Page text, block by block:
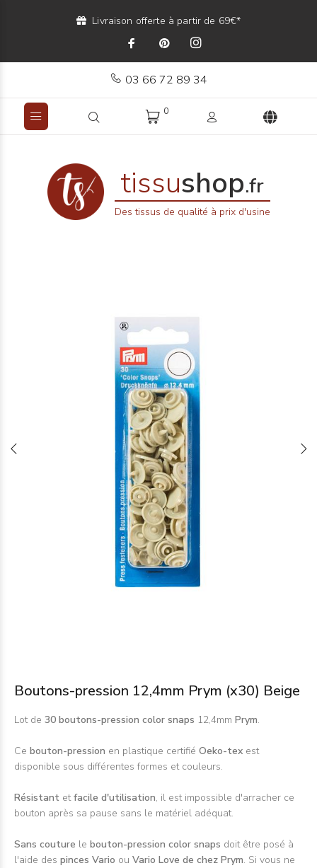
Livraison offerte à partir de 69€*
03 66 72 89 34
0
tissushop.fr
Des tissus de qualité à prix d'usine
Boutons-pression 12,4mm Prym (x30) Beige
Lot de 30 boutons-pression color snaps 12,4mm Prym.
Ce bouton-pression en plastique certifié Oeko-tex est
disponible sous différentes formes et couleurs.
Résistant etfacile d'utilisation, il est impossible d'arracher ce
bouton après sa pause sans le matériel adéquat.
Sans couture le bouton-pression color snaps doit être posé à
l'aide des pinces Vario ou Vario Love de chez Prym. Si vous ne